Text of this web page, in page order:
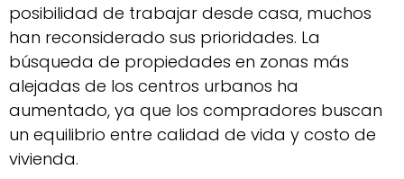
posibilidad de trabajar desde casa, muchos
han reconsiderado sus prioridades. La
búsqueda de propiedades en zonas más
alejadas de los centros urbanos ha
aumentado, ya que los compradores buscan
un equilibrio entre calidad de vida y costo de
vivienda.